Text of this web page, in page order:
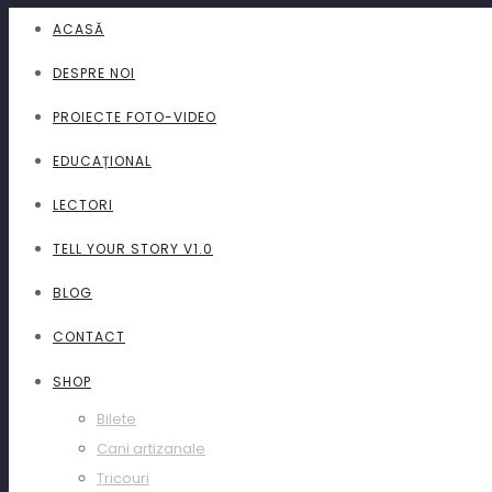
ACASĂ
DESPRE NOI
PROIECTE FOTO-VIDEO
EDUCAȚIONAL
LECTORI
TELL YOUR STORY V1.0
BLOG
CONTACT
SHOP
Bilete
Cani artizanale
Tricouri